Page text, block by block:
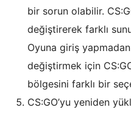
bir sorun olabilir.
değiştirerek farklı
Oyuna giriş
değiştirmek için
bölgesini farklı bir
CS:GO’yu yeniden